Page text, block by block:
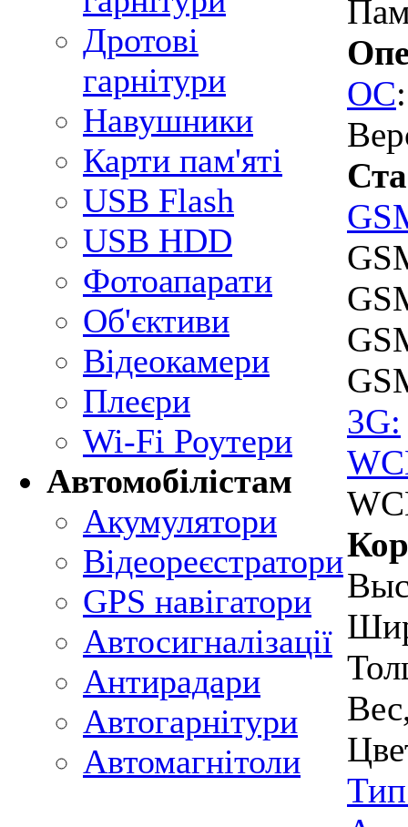
Дротові
гарнітури
Навушники
Карти пам'яті
USB Flash
USB HDD
Фотоапарати
Об'єктиви
Відеокамери
Плеєри
Wi-Fi Роутери
Автомобілістам
Акумулятори
Відеореєстратори
GPS навігатори
Автосигналізації
Антирадари
Автогарнітури
Автомагнітоли
ОС
3G: